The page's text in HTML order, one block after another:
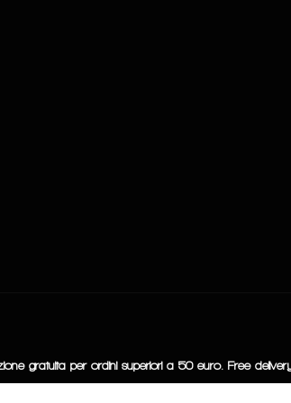
gratuita per ordini superiori a 50 euro. Free